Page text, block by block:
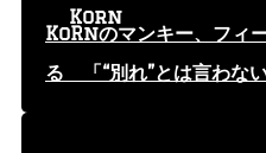
KoRnのマンキー、フィ
る 「“別れ”とは言わな
Korn